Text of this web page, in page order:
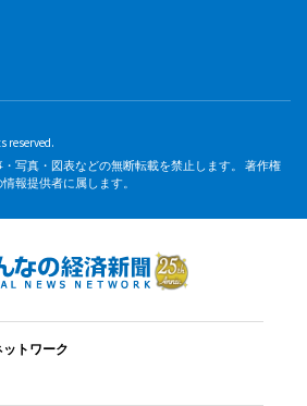
reserved.
写真・図表などの無断転載を禁止します。 著作権
報提供者に属します。
トワーク